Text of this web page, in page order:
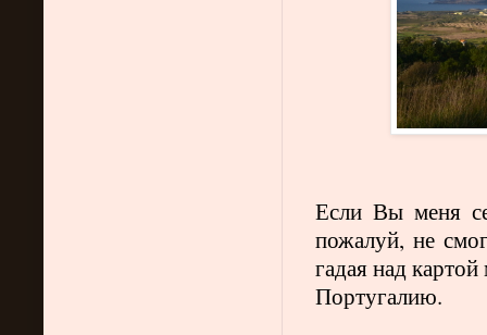
Если Вы меня
пожалуй, не
гадая над
Португалию.